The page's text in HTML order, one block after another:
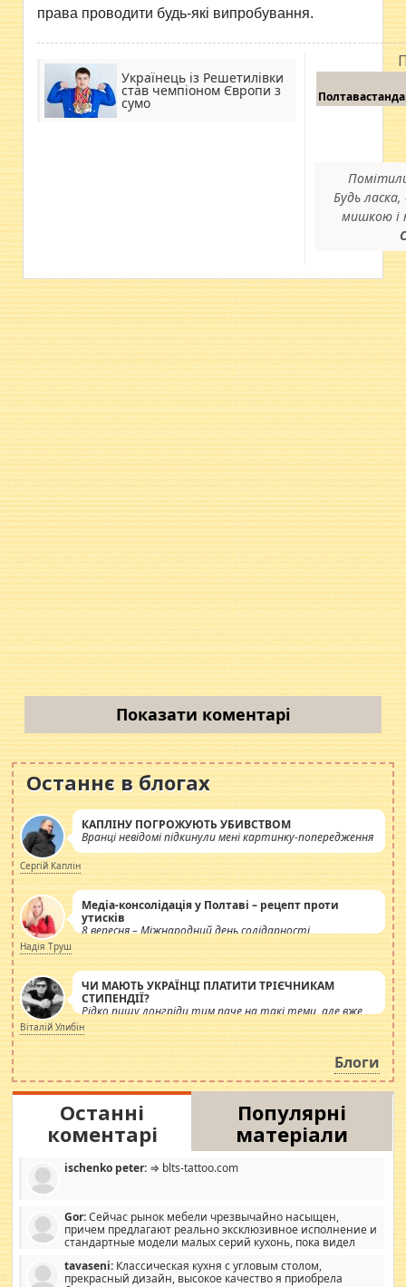
права проводити будь-які випробування.
Українець із Решетилівки
став чемпіоном Європи з
сумо
Будь ласка,
мишкою і
Показати коментарі
Останнє в блогах
КАПЛІНУ ПОГРОЖУЮТЬ УБИВСТВОМ
Вранці невідомі підкинули мені картинку-попередження
Сергій Каплін
Медіа-консолідація у Полтаві – рецепт проти
утисків
8 вересня – Міжнародний день солідарності
журналістів.
Надія Труш
ЧИ МАЮТЬ УКРАЇНЦІ ПЛАТИТИ ТРІЄЧНИКАМ
СТИПЕНДІЇ?
Рідко пишу лонгріди тим паче на такі теми, але вже
просто дістало! Обурюють сьогоднішні інсенуації
навколо стипендіального питання. Штучно
роздувається ще одна соціальна катастрофа.
Віталій Улибін
Блоги
Останні
коментарі
Популярні
матеріали
ischenko peter: ⇒ blts-tattoo.com
Gor:Сейчас рынок мебели чрезвычайно насыщен,
причем предлагают реально эксклюзивное исполнение и
стандартные модели малых серий кухонь, пока видел
стандартные формы, в MebelOk, креативненько и что главное -
со вкусом все в порядке, без ненужных наворотов удорожающих
tavaseni: Классическая кухня с угловым столом,
прекрасный дизайн, высокое качество я приобрела